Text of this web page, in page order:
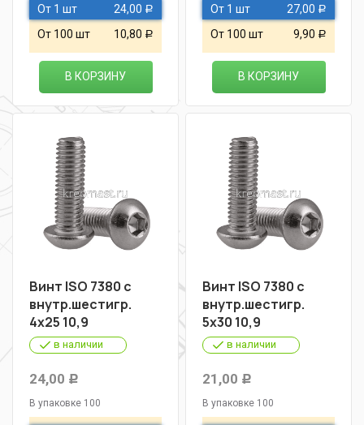
От 1 шт 24,00 Р
От 100 шт 10,80 Р
В КОРЗИНУ
От 1 шт 27,00 Р
От 100 шт 9,90 Р
В КОРЗИНУ
Винт ISO 7380 с
внутр.шестигр.
4х25 10,9
в наличии
24,00 Р
В упаковке 100
Винт ISO 7380 с
внутр.шестигр.
5х30 10,9
в наличии
21,00 Р
В упаковке 100